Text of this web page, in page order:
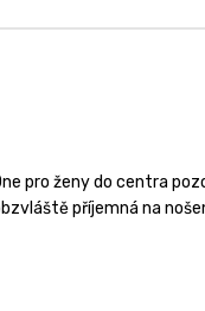
pro ženy do centra
příjemná na